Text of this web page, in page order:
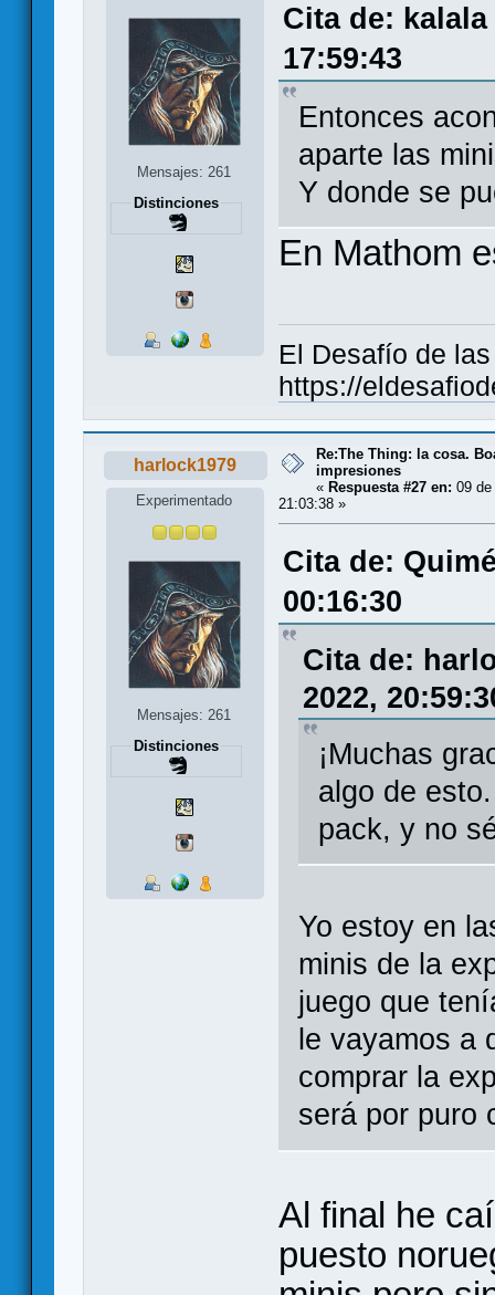
Mensajes: 261
Distinciones
Cita de:
17:59:43
Entonces
aparte las
Y donde se
En Mathom
El Desafío de
https://
harlock1979
Experimentado
Mensajes: 261
Distinciones
Re:The Thing: la cosa.
impresiones
« Respuesta #27 en: 09
21:03:38 »
Cita de:
00:16:30
Cita de:
2022,
¡Muchas
algo de
pack, y no
Yo estoy en
minis de la
juego que
le vayamos a
comprar la
será por puro
Al final he
puesto